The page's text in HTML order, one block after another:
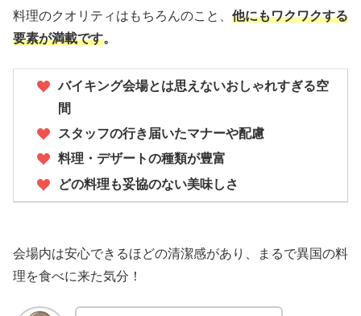
料理のクオリティはもちろんのこと、 他にもワクワクする
要素が満載です。
バイキング会場とは思えないおしゃれすぎる空
間
スタッフの行き届いたマナーや配慮
料理・デザートの種類が豊富
どの料理も妥協のない美味しさ
会場内は安心できるほどの清潔感があり、まるで異国の料
理を食べに来た気分！